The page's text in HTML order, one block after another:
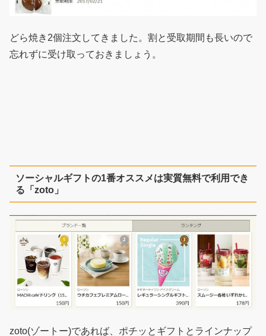
どら焼き2個注文してきました。割と受取期間も長いので
忘れずに受け取っておきましょう。
ソーシャルギフトの1番オススメは実質無料で利用でき
る「zoto」
zoto(ゾートー)であれば、ポチッとギフトとラインナップ